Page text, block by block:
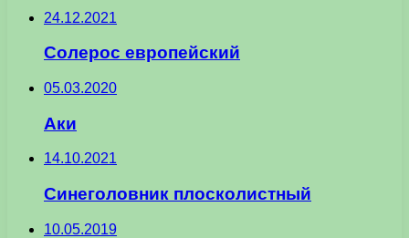
24.12.2021
Солерос европейский
05.03.2020
Аки
14.10.2021
Синеголовник плосколистный
10.05.2019